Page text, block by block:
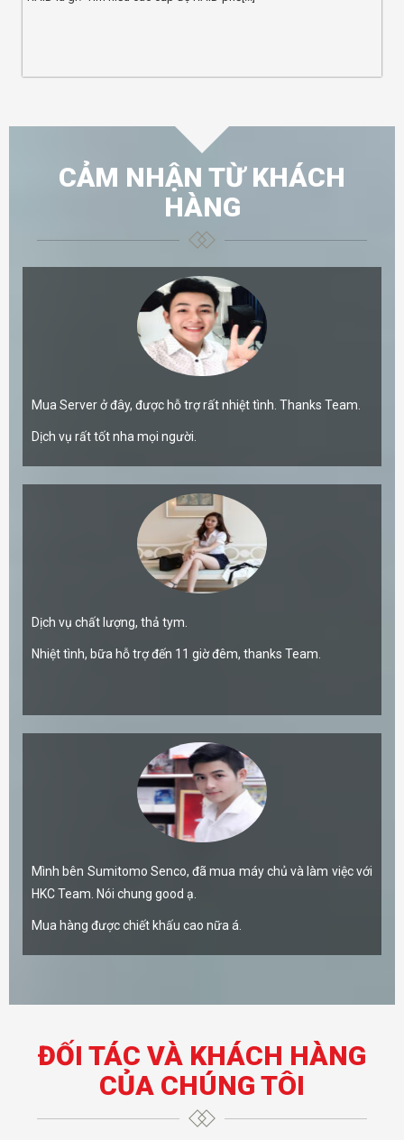
CẢM NHẬN TỪ KHÁCH
HÀNG
Mua Server ở đây, được hỗ trợ rất nhiệt tình. Thanks Team.
Dịch vụ rất tốt nha mọi người.
Dịch vụ chất lượng, thả tym.
Nhiệt tình, bữa hỗ trợ đến 11 giờ đêm, thanks Team.
Mình bên Sumitomo Senco, đã mua máy chủ và làm việc với
HKC Team. Nói chung good ạ.
Mua hàng được chiết khấu cao nữa á.
ĐỐI TÁC VÀ KHÁCH HÀNG
CỦA CHÚNG TÔI